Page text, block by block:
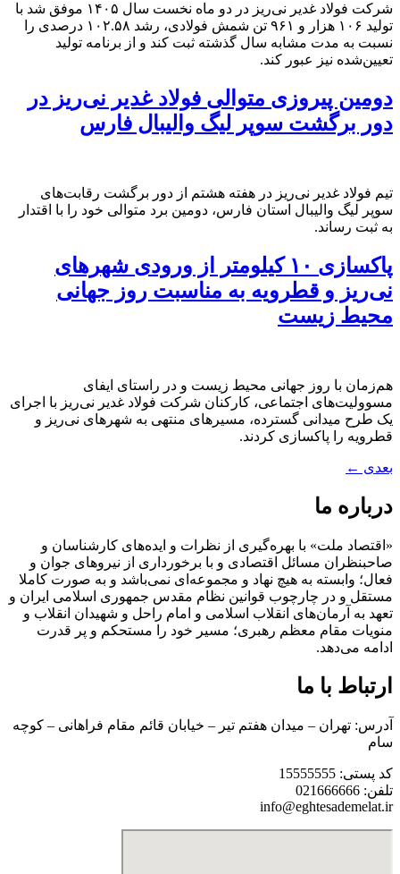
شرکت فولاد غدیر نی‌ریز در دو ماه نخست سال ۱۴۰۵ موفق شد با
تولید ۱۰۶ هزار و ۹۶۱ تن شمش فولادی، رشد ۱۰۲.۵۸ درصدی را
نسبت به مدت مشابه سال گذشته ثبت کند و از برنامه تولید
تعیین‌شده نیز عبور کند.
دومین پیروزی متوالی فولاد غدیر نی‌ریز در
دور برگشت سوپر لیگ والیبال فارس
تیم فولاد غدیر نی‌ریز در هفته هشتم از دور برگشت رقابت‌های
سوپر لیگ والیبال استان فارس، دومین برد متوالی خود را با اقتدار
به ثبت رساند.
پاکسازی ۱۰ کیلومتر از ورودی شهر‌های
نی‌ریز و قطرویه به مناسبت روز جهانی
محیط زیست
هم‌زمان با روز جهانی محیط زیست و در راستای ایفای
مسوولیت‌های اجتماعی، کارکنان شرکت فولاد غدیر نی‌ریز با اجرای
یک طرح میدانی گسترده، مسیر‌های منتهی به شهر‌های نی‌ریز و
قطرویه را پاکسازی کردند.
بعدی ←
درباره ما
«اقتصاد ملت» با بهره‌گیری از نظرات و ایده‌های کارشناسان و
صاحبنظران مسائل اقتصادی و با برخورداری از نیروهای جوان و
فعال؛ وابسته به هیچ نهاد و مجموعه‌ای نمی‌‌باشد و به صورت کاملا
مستقل و در چارچوب قوانین نظام مقدس جمهوری اسلامی ایران و
تعهد به آرمان‌های انقلاب اسلامی و امام راحل و شهیدان انقلاب و
منویات مقام معظم رهبری؛ مسیر خود را مستحکم و پر قدرت
ادامه می‌دهد.
ارتباط با ما
آدرس: تهران – میدان هفتم تیر – خیابان قائم مقام فراهانی – کوچه
سام
کد پستی: 15555555
تلفن: 021666666
info@eghtesademelat.ir